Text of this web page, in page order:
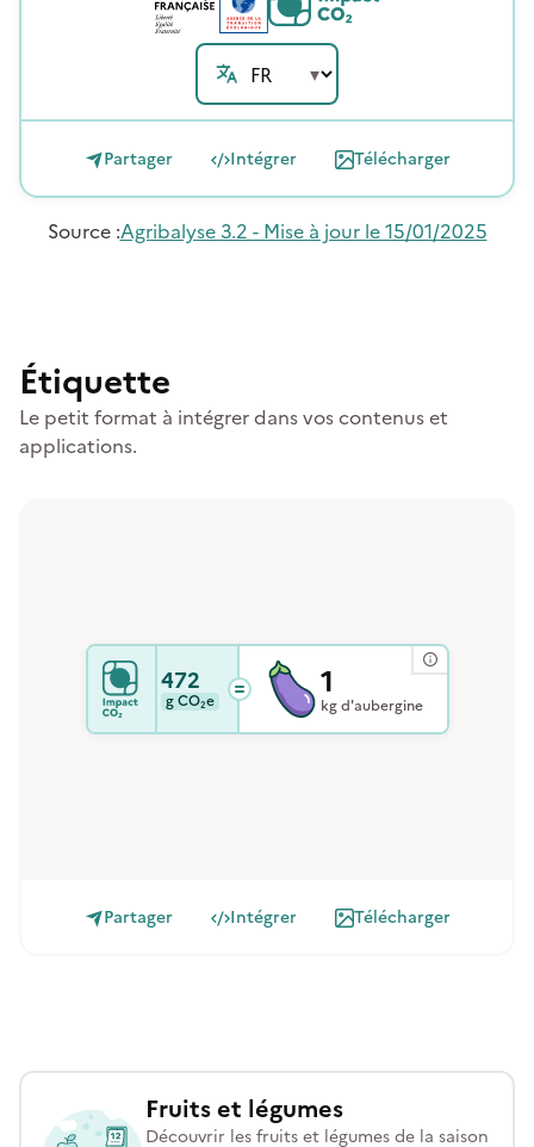
Partager Intégrer Télécharger
Source:Agribalyse 3.2 - Mise à jour le 15/01/2025
Étiquette
Le petit format à intégrer dans vos contenus et
applications.
472
gCO₂e 1
kg d'aubergine
Partager Intégrer Télécharger
Fruits et légumes
Découvrir les fruits et légumes de la saison